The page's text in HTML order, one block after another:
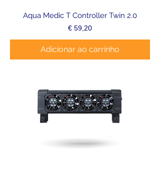
Aqua Medic T Controller Twin 2.0
Preço
€ 59,20
Adicionar ao carrinho